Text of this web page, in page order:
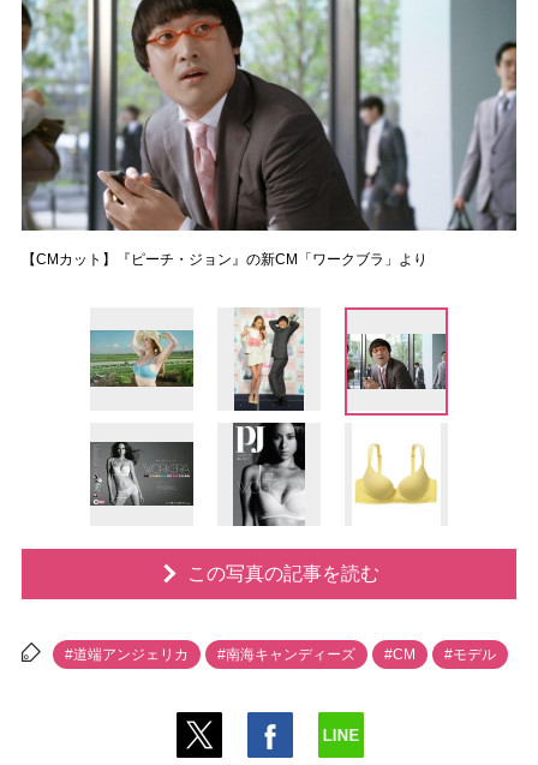
【CMカット】『ピーチ・ジョン』の新CM「ワークブラ」より
この写真の記事を読む
#道端アンジェリカ #南海キャンディーズ #CM #モデル